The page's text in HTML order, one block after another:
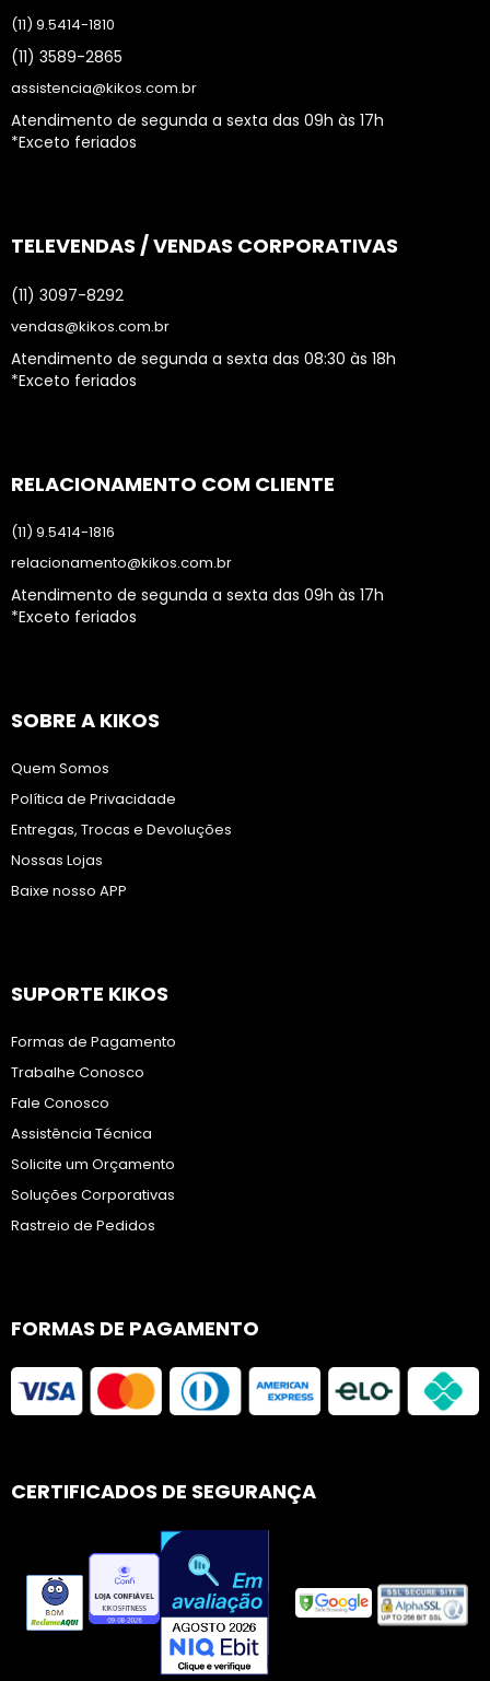
(11) 9.5414-1810
(11) 3589-2865
assistencia@kikos.com.br
Atendimento de segunda a sexta das 09h às 17h
*Exceto feriados
TELEVENDAS / VENDAS CORPORATIVAS
(11) 3097-8292
vendas@kikos.com.br
Atendimento de segunda a sexta das 08:30 às 18h
*Exceto feriados
RELACIONAMENTO COM CLIENTE
(11) 9.5414-1816
relacionamento@kikos.com.br
Atendimento de segunda a sexta das 09h às 17h
*Exceto feriados
SOBRE A KIKOS
Quem Somos
Política de Privacidade
Entregas, Trocas e Devoluções
Nossas Lojas
Baixe nosso APP
SUPORTE KIKOS
Formas de Pagamento
Trabalhe Conosco
Fale Conosco
Assistência Técnica
Solicite um Orçamento
Soluções Corporativas
Rastreio de Pedidos
FORMAS DE PAGAMENTO
CERTIFICADOS DE SEGURANÇA